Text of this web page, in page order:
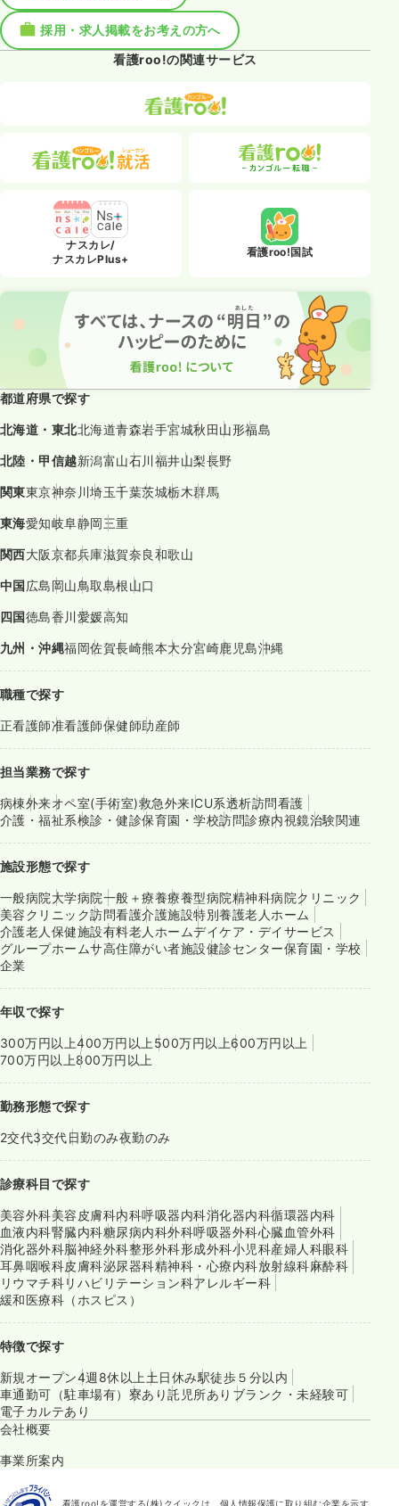
採用・求人掲載をお考えの方へ
看護roo!の関連サービス
ナスカレ/
ナスカレPlus+
看護roo!国試
都道府県で探す
北海道・東北北海道青森岩手宮城秋田山形福島
北陸・甲信越新潟富山石川福井山梨長野
関東東京神奈川埼玉千葉茨城栃木群馬
東海愛知岐阜静岡三重
関西大阪京都兵庫滋賀奈良和歌山
中国広島岡山鳥取島根山口
四国徳島香川愛媛高知
九州・沖縄福岡佐賀長崎熊本大分宮崎鹿児島沖縄
職種で探す
正看護師准看護師保健師助産師
担当業務で探す
病棟外来オペ室(手術室)救急外来ICU系透析訪問看護
介護・福祉系検診・健診保育園・学校訪問診療内視鏡治験関連
施設形態で探す
一般病院大学病院一般＋療養療養型病院精神科病院クリニック
美容クリニック訪問看護介護施設特別養護老人ホーム
介護老人保健施設有料老人ホームデイケア・デイサービス
グループホームサ高住障がい者施設健診センター保育園・学校
企業
年収で探す
300万円以上400万円以上 500万円以上600万円以上
700万円以上800万円以上
勤務形態で探す
2交代3交代日勤のみ夜勤のみ
診療科目で探す
美容外科美容皮膚科内科呼吸器内科消化器内科循環器内科
血液内科腎臓内科糖尿病内科外科呼吸器外科心臓血管外科
消化器外科脳神経外科整形外科形成外科小児科産婦人科眼科
耳鼻咽喉科皮膚科泌尿器科精神科・心療内科放射線科麻酔科
リウマチ科リハビリテーション科アレルギー科
緩和医療科（ホスピス）
特徴で探す
新規オープン4週8休以上 土日休み駅徒歩５分以内
車通勤可（駐車場有） 寮あり託児所あり ブランク・未経験可
電子カルテあり
会社概要
事業所案内
看護roo!を運営する(株)クイックは、個人情報保護に取り組む企業を示す